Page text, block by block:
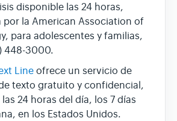
disponible las 24 horas,
por la American Association of
para adolescentes y familias,
448-3000.
Lineofrece un servicio de
texto gratuito y confidencial,
24 horas del día, los 7 días
en los Estados Unidos.